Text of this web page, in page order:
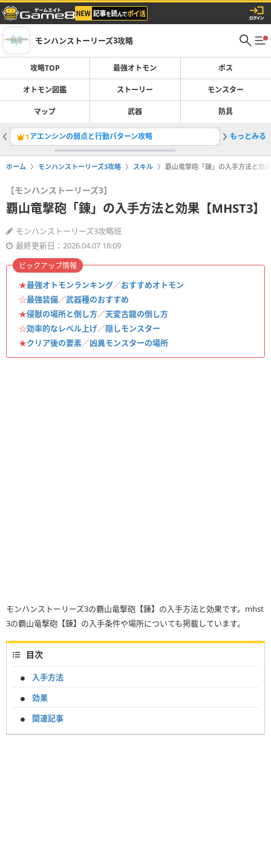
モンハンストーリーズ3攻略
攻略TOP 最強オトモン ボス
オトモン図鑑 ストーリー モンスター
マップ 武器 防具
1アエンシンの弱点と行動パターン攻略 2荒鉤爪
もっとみる
ホーム モンハンストーリーズ3攻略 スキル 覇山竜撃砲「錬」の入手方法と効
【モンハンストーリーズ3】
覇山竜撃砲「錬」の入手方法と効果【MHST3】
モンハンストーリーズ3攻略班
最終更新日：2026.04.07 18:09
★最強オトモンランキング／おすすめオトモン
☆最強装備／武器種のおすすめ
★侵獣の場所と倒し方／天変古龍の倒し方
☆効率的なレベル上げ／隠しモンスター
★クリア後の要素／凶異モンスターの場所
ピックアップ情報
モンハンストーリーズ3の覇山竜撃砲【錬】の入手方法と効果です。mhst
3の覇山竜撃砲【錬】の入手条件や場所についても掲載しています。
目次
入手方法
効果
関連記事